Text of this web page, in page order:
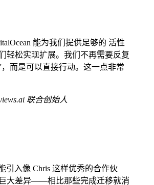
能为我们提供足够的 活性
轻松实现扩展。我们不再需要反复
而是可以直接行动。这一点非常
联合创始人
引入像 Chris 这样优秀的合作伙
大差异——相比那些完成迁移就消